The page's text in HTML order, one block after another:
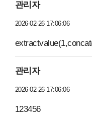
관리자
2026-02-26 17:06:06
관리자
2026-02-26 17:06:06
123456